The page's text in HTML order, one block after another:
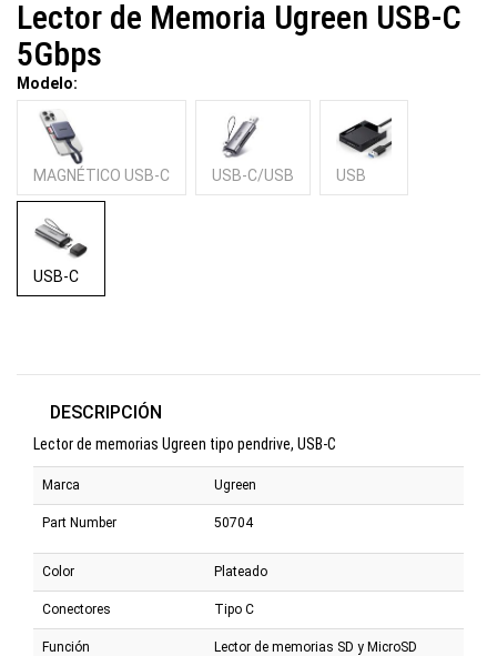
Lector de Memoria Ugreen USB-C
5Gbps
Modelo:
MAGNÉTICO USB-C USB-C/USB USB
USB-C
DESCRIPCIÓN
Lector de memorias Ugreen tipo pendrive, USB-C
Marca Ugreen
Part Number 50704
Color Plateado
Conectores Tipo C
Función Lector de memorias SD y MicroSD